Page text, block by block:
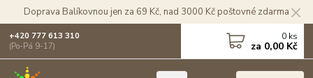
Doprava Balíkovnou jen za 69 Kč, nad 3000 Kč poštovné zdarma
+420 777 613 310
(Po-Pá 9-17)
0 ks
za 0,00 Kč